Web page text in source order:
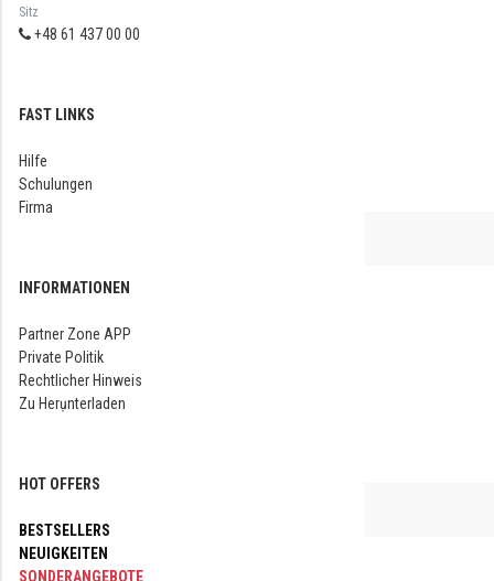
Sitz
+48 61 437 00 00
FAST LINKS
Hilfe
Schulungen
Firma
INFORMATIONEN
Partner Zone APP
Private Politik
Rechtlicher Hinweis
Zu Herụnterladen
HOT OFFERS
BESTSELLERS
NEUIGKEITEN
SONDERANGEBOTE